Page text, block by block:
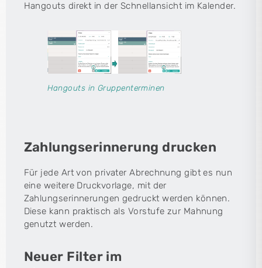
Hangouts direkt in der Schnellansicht im Kalender.
Hangouts in Gruppenterminen
Zahlungserinnerung drucken
Für jede Art von privater Abrechnung gibt es nun
eine weitere Druckvorlage, mit der
Zahlungserinnerungen gedruckt werden können.
Diese kann praktisch als Vorstufe zur Mahnung
genutzt werden.
Neuer Filter im